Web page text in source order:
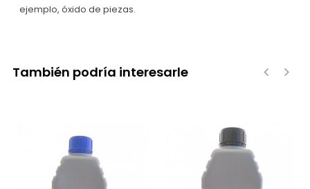
ejemplo, óxido de piezas.
También podría interesarle